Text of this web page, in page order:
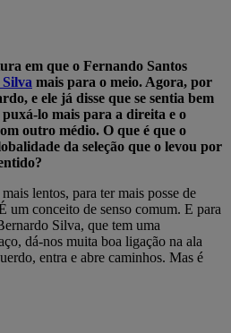
em que o Fernando Santos
mais para o meio. Agora, por
e ele já disse que se sentia bem
puxá-lo mais para a direita e o
outro médio. O que é que o
da seleção que o levou por
lentos, para ter mais posse de
um conceito de senso comum. E para
Silva, que tem uma
dá-nos muita boa ligação na ala
entra e abre caminhos. Mas é